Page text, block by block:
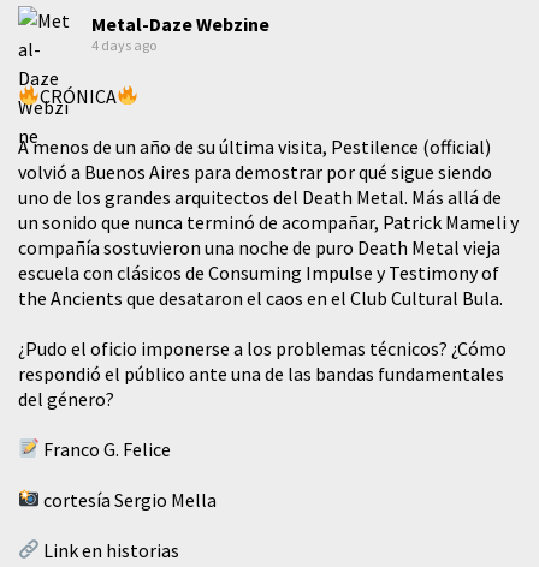
Metal-Daze Webzine
4 days ago
CRÓNICA
A menos de un año de su última visita, Pestilence (official)
volvió a Buenos Aires para demostrar por qué sigue siendo
uno de los grandes arquitectos del Death Metal. Más allá de
un sonido que nunca terminó de acompañar, Patrick Mameli y
compañía sostuvieron una noche de puro Death Metal vieja
escuela con clásicos de Consuming Impulse y Testimony of
the Ancients que desataron el caos en el Club Cultural Bula.
¿Pudo el oficio imponerse a los problemas técnicos? ¿Cómo
respondió el público ante una de las bandas fundamentales
del género?
Franco G. Felice
cortesía Sergio Mella
Link en historias